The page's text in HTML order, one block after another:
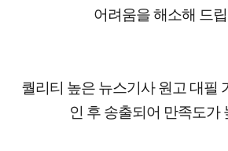
어려움을 해소해 드
퀄리티 높은 뉴스기사 원고 대필
인 후 송출되어 만족도가